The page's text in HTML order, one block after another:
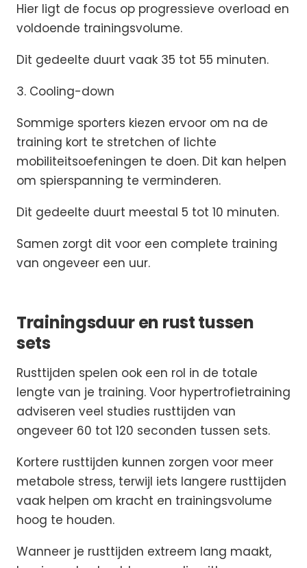
Hier ligt de focus op progressieve overload en
voldoende trainingsvolume.
Dit gedeelte duurt vaak 35 tot 55 minuten.
3. Cooling-down
Sommige sporters kiezen ervoor om na de
training kort te stretchen of lichte
mobiliteitsoefeningen te doen. Dit kan helpen
om spierspanning te verminderen.
Dit gedeelte duurt meestal 5 tot 10 minuten.
Samen zorgt dit voor een complete training
van ongeveer een uur.
Trainingsduur en rust tussen
sets
Rusttijden spelen ook een rol in de totale
lengte van je training. Voor hypertrofietraining
adviseren veel studies rusttijden van
ongeveer 60 tot 120 seconden tussen sets.
Kortere rusttijden kunnen zorgen voor meer
metabole stress, terwijl iets langere rusttijden
vaak helpen om kracht en trainingsvolume
hoog te houden.
Wanneer je rusttijden extreem lang maakt,